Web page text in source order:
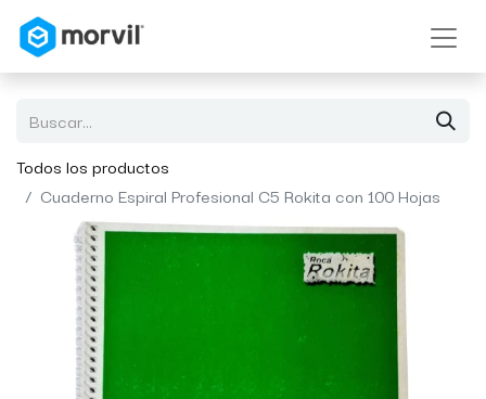
Todos los productos
Cuaderno Espiral Profesional C5 Rokita con 100 Hojas